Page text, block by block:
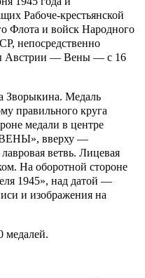
Рабоче-крестьянской
Флота и войск Народного
непосредственно
Австрии — Вены — с 16
Зворыкина. Медаль
правильного круга
медали в центре
ВЕНЫ», вверху —
ветвь. Лицевая
На оборотной стороне
1945», над датой —
и изображения на
медалей.